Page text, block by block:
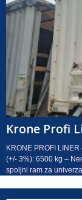
Krone Profi
KRONE PROFI
(+/- 3%): 6500 kg –
spoljni ram za